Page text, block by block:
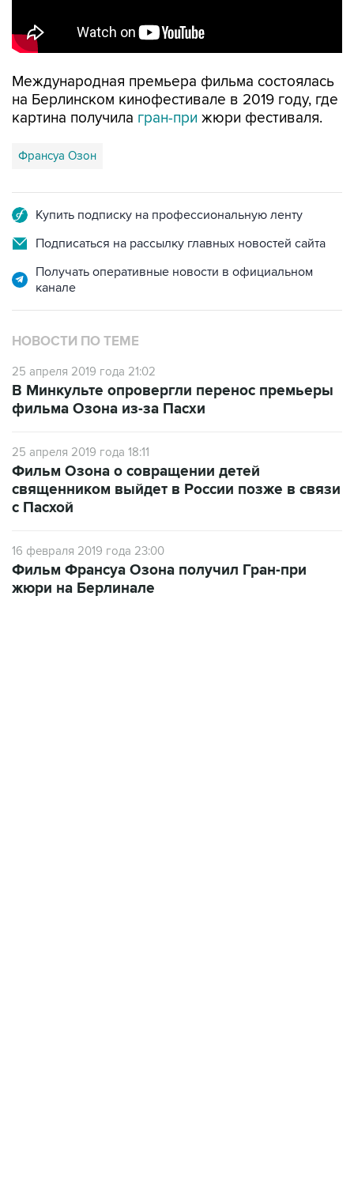
Международная премьера фильма состоялась
на Берлинском кинофестивале в 2019 году, где
картина получила гран-при жюри фестиваля.
Франсуа Озон
Купить подписку на профессиональную ленту
Подписаться на рассылку главных новостей сайта
Получать оперативные новости в официальном
канале
НОВОСТИ ПО ТЕМЕ
25 апреля 2019 года 21:02
В Минкульте опровергли перенос премьеры
фильма Озона из-за Пасхи
25 апреля 2019 года 18:11
Фильм Озона о совращении детей
священником выйдет в России позже в связи
с Пасхой
16 февраля 2019 года 23:00
Фильм Франсуа Озона получил Гран-при
жюри на Берлинале